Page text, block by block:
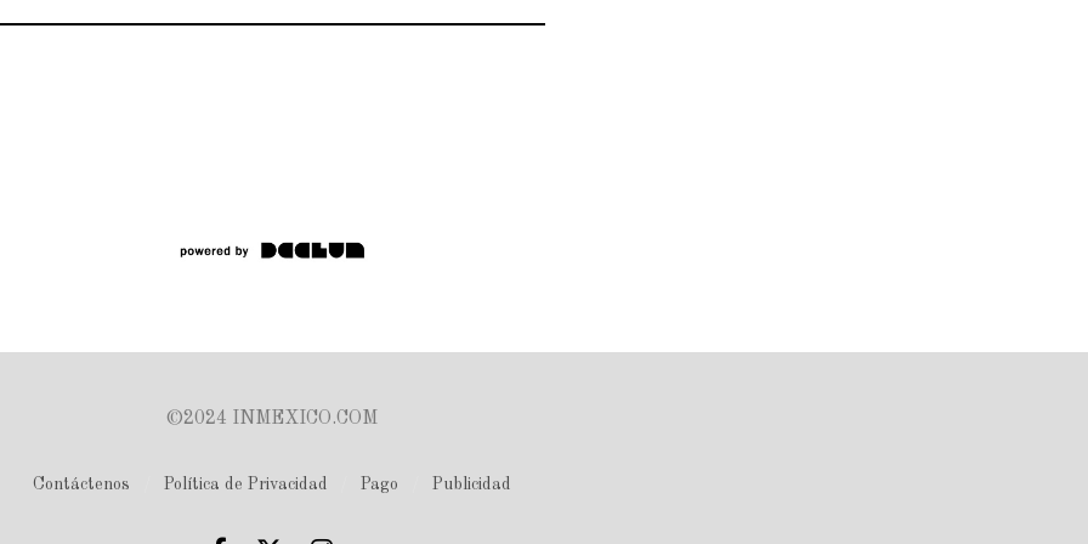
©2024 INMEXICO.COM
Contáctenos Política de Privacidad Pago Publicidad